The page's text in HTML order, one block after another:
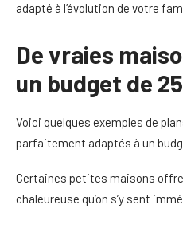
adapté à l’évolution de votre
De vraies
un budget de
Voici quelques exemples de
parfaitement adaptés à un
Certaines petites maisons
chaleureuse qu’on s’y sent